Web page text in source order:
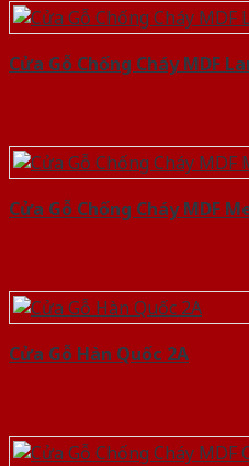
Cửa Gỗ Chống Cháy MDF
Cửa Gỗ Chống Cháy MDF
Cửa Gỗ Hàn Quốc 2A